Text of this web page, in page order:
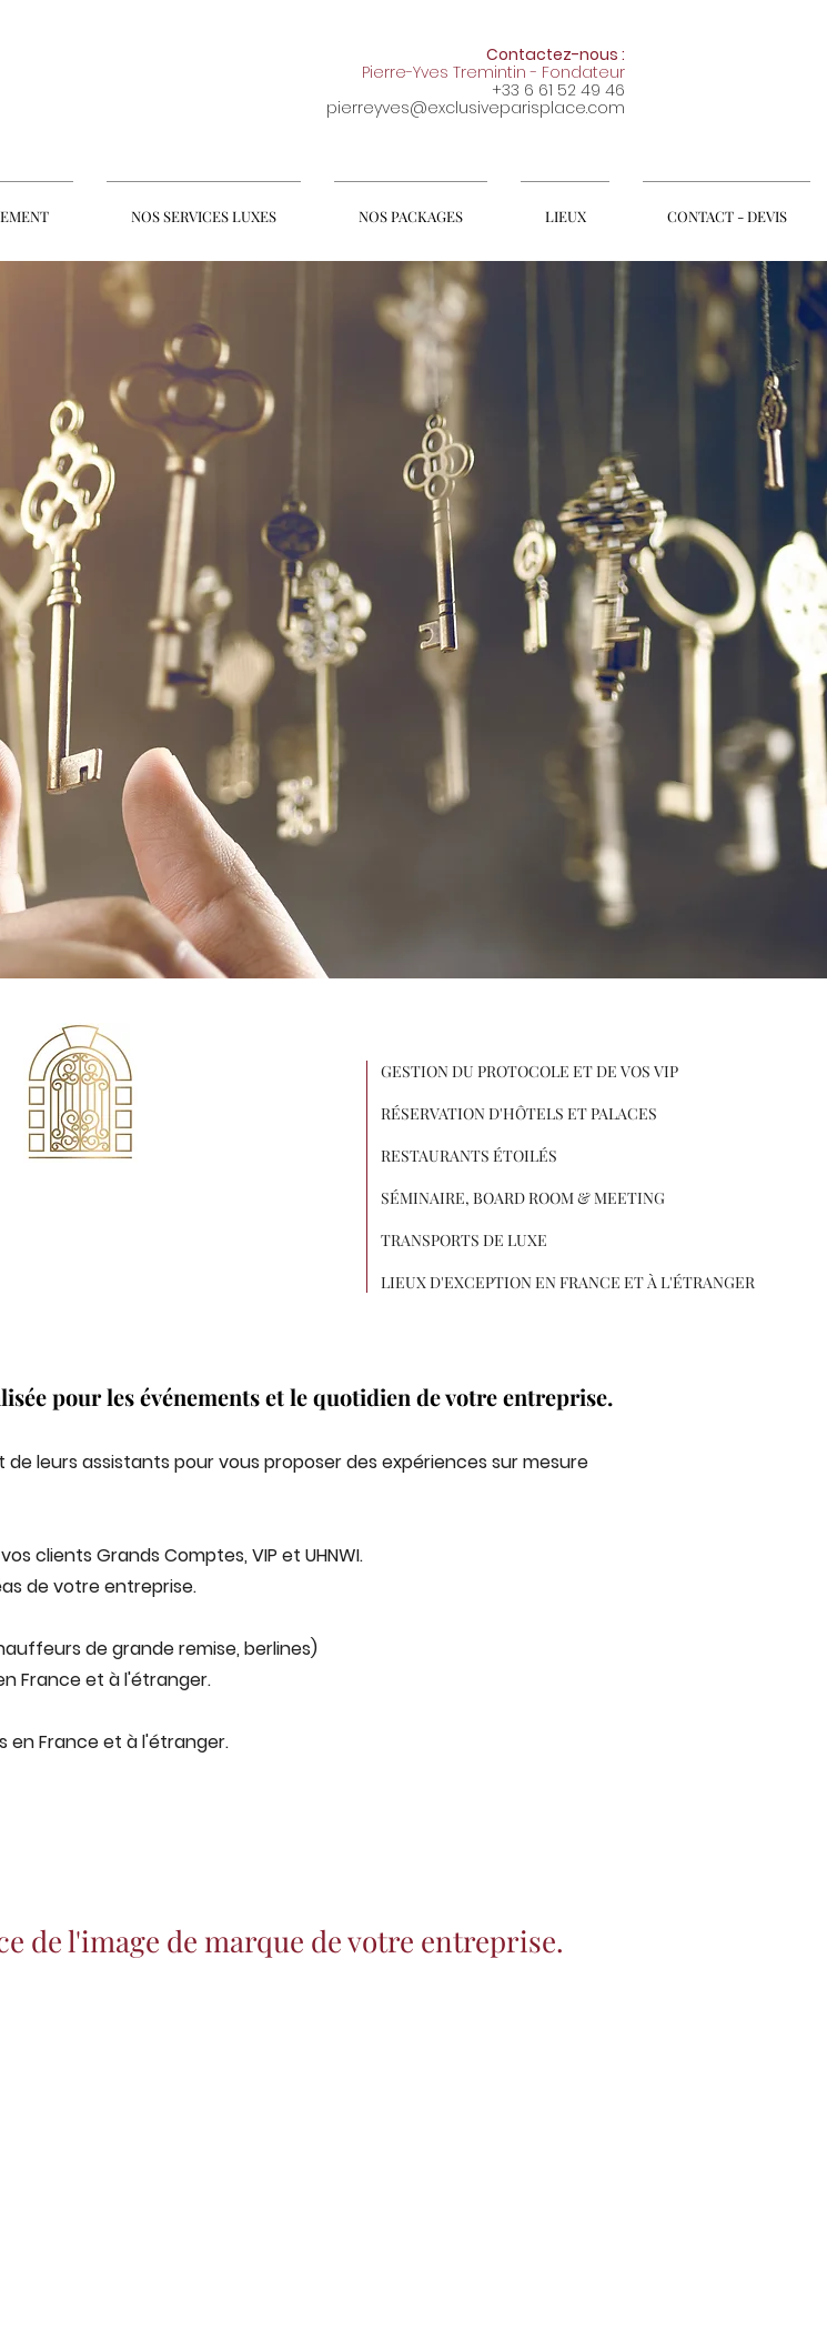
Contactez-nous :
Pierre-Yves Tremintin - Fondateur
+33 6 61 52 49 46
pierreyves@exclusiveparisplace.com
NOS SERVICES LUXES NOS PACKAGES LIEUX CONTACT - DEVIS
GESTION DU PROTOCOLE ET DE VOS VIP
RÉSERVATION D'HÔTELS ET PALACES
RESTAURANTS ÉTOILÉS
SÉMINAIRE, BOARD ROOM & MEETING
TRANSPORTS DE LUXE
LIEUX D'EXCEPTION EN FRANCE ET À L'ÉTRANGER
pour les événements et le quotidien de votre entreprise.
leurs assistants pour vous proposer des expériences sur mesure
clients Grands Comptes, VIP et UHNWI.
de votre entreprise.
de grande remise, berlines)
France et à l'étranger.
en France et à l'étranger.
de l'image de marque de votre entreprise.